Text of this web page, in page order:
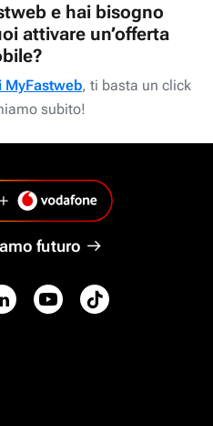
e hai bisogno
attivare un’offerta
MyFastweb, ti basta un click
subito!
futuro